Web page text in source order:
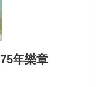
年樂章